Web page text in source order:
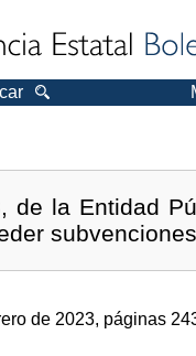
de la Entidad
de 2023, páginas